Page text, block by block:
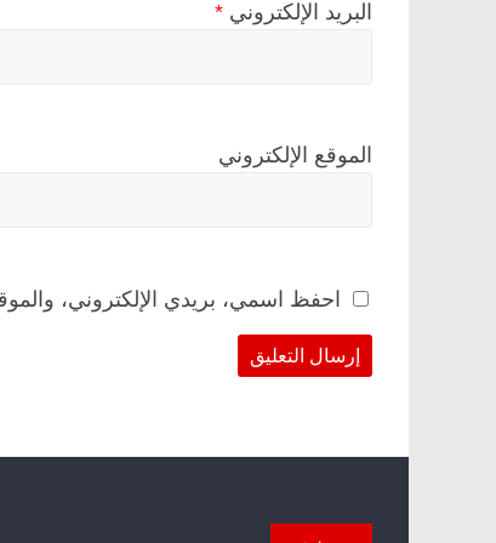
البريد الإلكتروني *
الموقع الإلكتروني
احفظ اسمي، بريدي الإلكتروني،